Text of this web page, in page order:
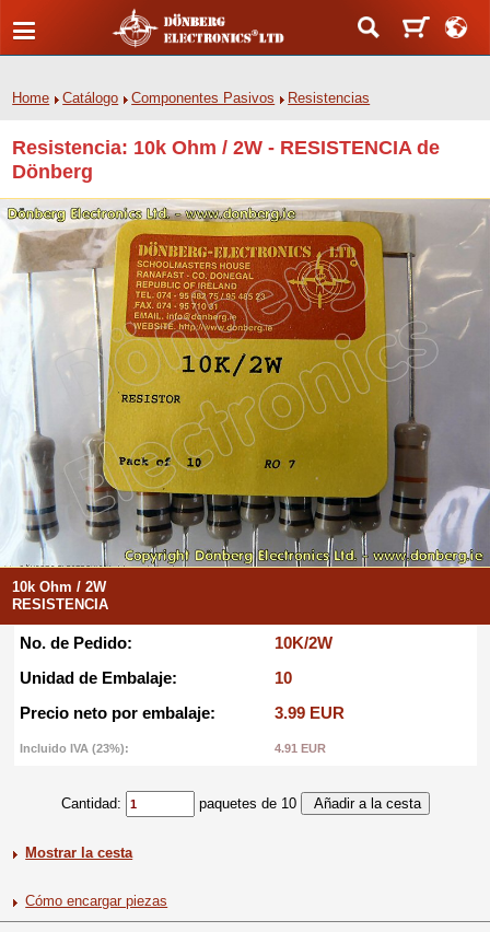
Home Catálogo Componentes Pasivos Resistencias
Resistencia: 10k Ohm / 2W - RESISTENCIA de
Dönberg
10k Ohm / 2W
RESISTENCIA
No. de Pedido:
10K/2W
Unidad de Embalaje:
10
Precio neto por embalaje:
3.99 EUR
Incluido IVA (23%): 4.91 EUR
Cantidad: paquetes de 10
Mostrar la cesta
Cómo encargar piezas